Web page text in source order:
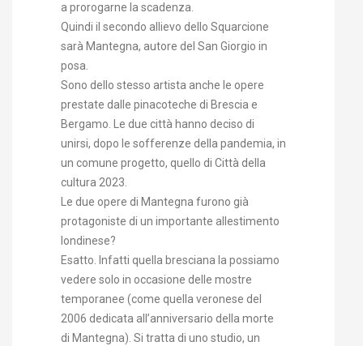
a prorogarne la scadenza.
Quindi il secondo allievo dello Squarcione
sarà Mantegna, autore del San Giorgio in
posa.
Sono dello stesso artista anche le opere
prestate dalle pinacoteche di Brescia e
Bergamo. Le due città hanno deciso di
unirsi, dopo le sofferenze della pandemia, in
un comune progetto, quello di Città della
cultura 2023.
Le due opere di Mantegna furono già
protagoniste di un importante allestimento
londinese?
Esatto. Infatti quella bresciana la possiamo
vedere solo in occasione delle mostre
temporanee (come quella veronese del
2006 dedicata all’anniversario della morte
di Mantegna). Si tratta di uno studio, un